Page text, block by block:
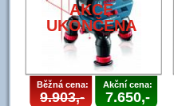
AKCE
UKONČENA
Běžná cena:
9.903,-
Akční cena:
7.650,-